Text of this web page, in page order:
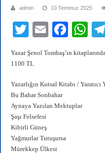
admin 10 Temmuz 2025
T
tte
E
ail
Fa
bo
W
ts
pp
Yazar Şenol Tombaş’ın
1100 TL
Yazarlığın Kutsal Kitabı / Yaratıcı
Bu Bahar Sonbahar
Aynaya Yazılan Mektuplar
Şaşı Felsefesi
Kibirli Güneş
Yağmurlar Tutuşursa
Mürekkep Ülkesi